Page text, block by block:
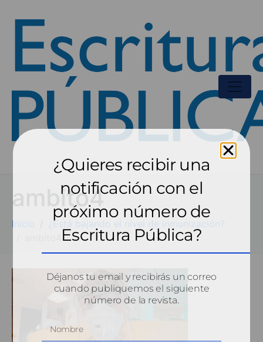
ambito4
Inicio
¿Está bajando el nivel de inmunización?
¿Quieres recibir una
notificación con el
próximo número de
Escritura Pública?
Déjanos tu email y recibirás un correo
cuando publiquemos el siguiente
número de la revista.